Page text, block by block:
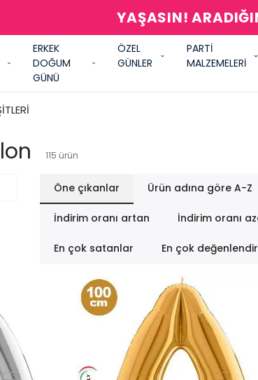
YAŞASIN!
ERKEK
DOĞUM
GÜNÜ
ÖZEL
GÜNLER
PARTİ
MALZEMELERİ
115 ürün
Öne çıkanlar Ürün adına göre A-Z
İndirim oranı artan İndirim oranı
En çok satanlar En çok